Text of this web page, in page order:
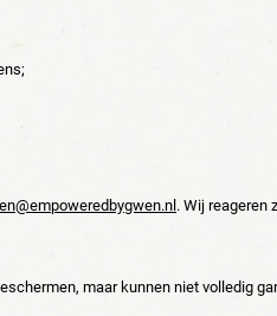
. Wij reageren
maar kunnen niet volledig